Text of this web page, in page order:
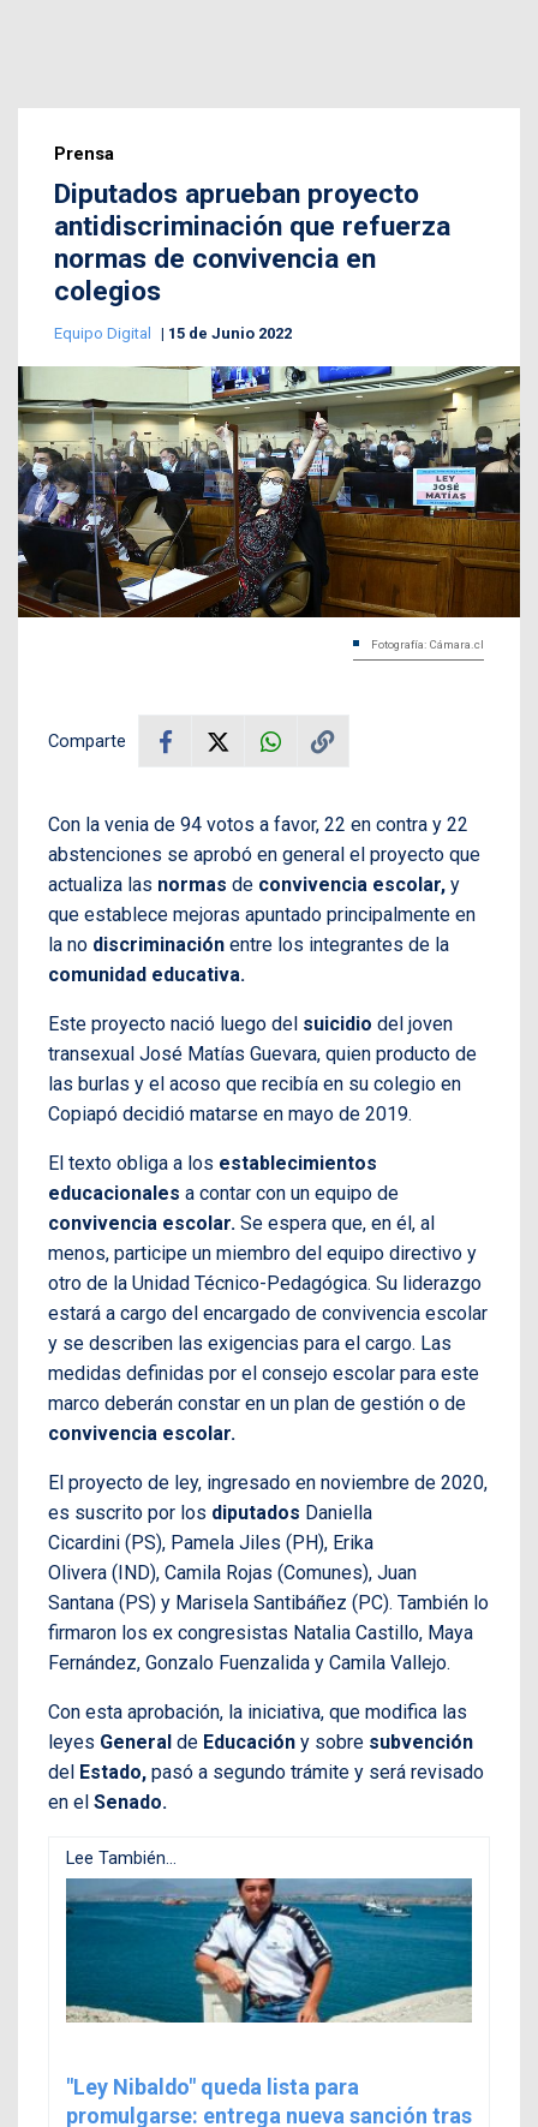
Prensa
Diputados aprueban proyecto
antidiscriminación que refuerza
normas de convivencia en
colegios
Equipo Digital 15 de Junio 2022
Fotografía: Cámara.cl
Comparte
Con la venia de 94 votos a favor, 22 en contra y 22
abstenciones se aprobó en general el proyecto que
actualiza las normas de convivencia escolar, y
que establece mejoras apuntado principalmente en
la no discriminación entre los integrantes de la
comunidad educativa.
Este proyecto nació luego del suicidio del joven
transexual José Matías Guevara, quien producto de
las burlas y el acoso que recibía en su colegio en
Copiapó decidió matarse en mayo de 2019.
El texto obliga a los establecimientos
educacionales a contar con un equipo de
convivencia escolar. Se espera que, en él, al
menos, participe un miembro del equipo directivo y
otro de la Unidad Técnico-Pedagógica. Su liderazgo
estará a cargo del encargado de convivencia escolar
y se describen las exigencias para el cargo. Las
medidas definidas por el consejo escolar para este
marco deberán constar en un plan de gestión o de
convivencia escolar.
El proyecto de ley, ingresado en noviembre de 2020,
es suscrito por los diputados Daniella
Cicardini (PS), Pamela Jiles (PH), Erika
Olivera (IND), Camila Rojas (Comunes), Juan
Santana (PS) y Marisela Santibáñez (PC). También lo
firmaron los ex congresistas Natalia Castillo, Maya
Fernández, Gonzalo Fuenzalida y Camila Vallejo.
Con esta aprobación, la iniciativa, que modifica las
leyes General de Educación y sobre subvención
del Estado, pasó a segundo trámite y será revisado
en el Senado.
Lee También...
"Ley Nibaldo" queda lista para
promulgarse: entrega nueva sanción tras